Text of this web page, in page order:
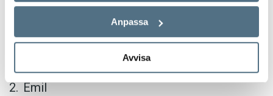
Anpassa
Avvisa
Wilma
Emil